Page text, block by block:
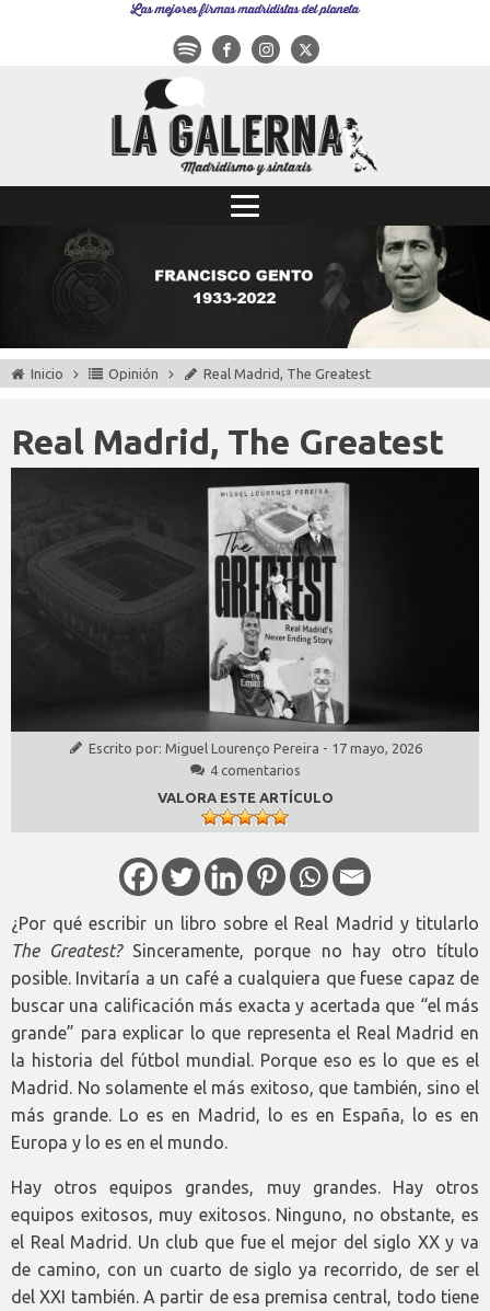
Las mejores firmas madridistas del planeta
Inicio Opinión Real Madrid, The Greatest
Real Madrid, The Greatest
Escrito por: Miguel Lourenço Pereira - 17 mayo, 2026
4 comentarios
VALORA ESTE ARTÍCULO
¿Por qué escribir un libro sobre el Real Madrid y titularlo
The Greatest?Sinceramente, porque no hay otro título
posible. Invitaría a un café a cualquiera que fuese capaz de
buscar una calificación más exacta y acertada que “el más
grande” para explicar lo que representa el Real Madrid en
la historia del fútbol mundial. Porque eso es lo que es el
Madrid. No solamente el más exitoso, que también, sino el
más grande. Lo es en Madrid, lo es en España, lo es en
Europa y lo es en el mundo.
Hay otros equipos grandes, muy grandes. Hay otros
equipos exitosos, muy exitosos. Ninguno, no obstante, es
el Real Madrid. Un club que fue el mejor del siglo XX y va
de camino, con un cuarto de siglo ya recorrido, de ser el
del XXI también. A partir de esa premisa central, todo tiene